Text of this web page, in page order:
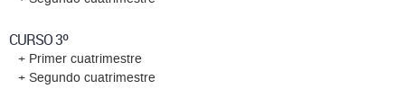
CURSO 3º
+ Primer cuatrimestre
+ Segundo cuatrimestre